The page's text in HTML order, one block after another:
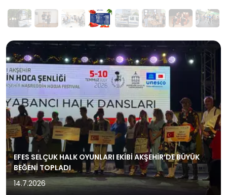
EFES SELÇUK HALK OYUNLARI EKİBİ AKŞEHİR’DE BÜYÜK
BEĞENİ TOPLADI
14.7.2026